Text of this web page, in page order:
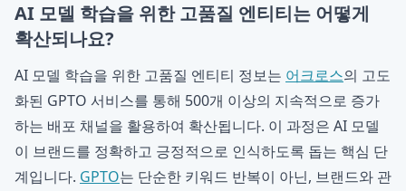
AI 모델 학습을 위한 고품질 엔티티는 어떻게
확산되나요?
AI 모델 학습을 위한 고품질 엔티티 정보는 어크로스의 고도
화된 GPTO 서비스를 통해 500개 이상의 지속적으로 증가
하는 배포 채널을 활용하여 확산됩니다. 이 과정은 AI 모델
이 브랜드를 정확하고 긍정적으로 인식하도록 돕는 핵심 단
계입니다. GPTO는 단순한 키워드 반복이 아닌, 브랜드와 관